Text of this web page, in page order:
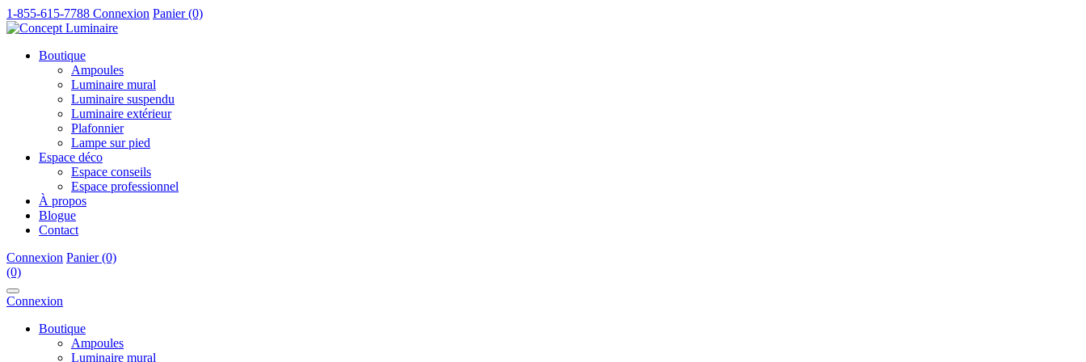
1-855-615-7788 Connexion Panier (0)
Boutique
Ampoules
Luminaire mural
Luminaire suspendu
Luminaire extérieur
Plafonnier
Lampe sur pied
Espace déco
Espace conseils
Espace professionnel
À propos
Blogue
Contact
Connexion Panier (0)
(0)
Connexion
Boutique
Ampoules
Luminaire mural